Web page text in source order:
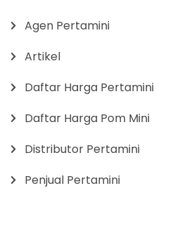
Agen Pertamini
Artikel
Daftar Harga Pertamini
Daftar Harga Pom Mini
Distributor Pertamini
Penjual Pertamini